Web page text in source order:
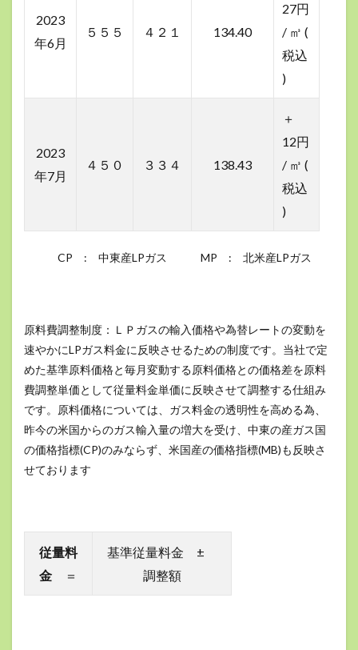
2023
年6月
５５５ ４２１ 134.40
27円
/ ㎥ (
税込
)
2023
年7月
４５０ ３３４ 138.43
＋
12円
/ ㎥ (
税込
)
CP : 中東産LPガス MP : 北米産LPガス
原料費調整制度：ＬＰガスの輸入価格や為替レートの変動を
速やかにLPガス料金に反映させるための制度です。当社で定
めた基準原料価格と毎月変動する原料価格との価格差を原料
費調整単価として従量料金単価に反映させて調整する仕組み
です。原料価格については、ガス料金の透明性を高める為、
昨今の米国からのガス輸入量の増大を受け、中東の産ガス国
の価格指標(CP)のみならず、米国産の価格指標(MB)も反映さ
せております
従量料
金 ＝
基準従量料金 ±
調整額